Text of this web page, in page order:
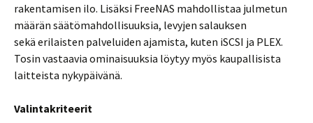
rakentamisen ilo. Lisäksi FreeNAS mahdollistaa julmetun
määrän säätömahdollisuuksia, levyjen salauksen
sekä erilaisten palveluiden ajamista, kuten iSCSI ja PLEX.
Tosin vastaavia ominaisuuksia löytyy myös kaupallisista
laitteista nykypäivänä.
Valintakriteerit